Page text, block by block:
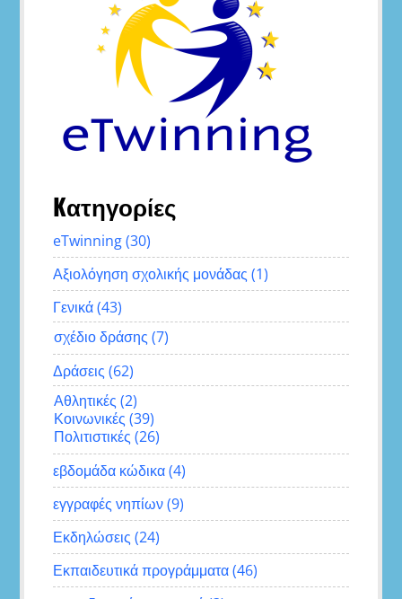
Kατηγορίες
eTwinning(30)
Αξιολόγηση σχολικής μονάδας (1)
Γενικά(43)
σχέδιο δράσης (7)
Δράσεις (62)
Αθλητικές (2)
Κοινωνικές (39)
Πολιτιστικές (26)
εβδομάδα κώδικα(4)
εγγραφές νηπίων(9)
Εκδηλώσεις (24)
Εκπαιδευτικά προγράμματα(46)